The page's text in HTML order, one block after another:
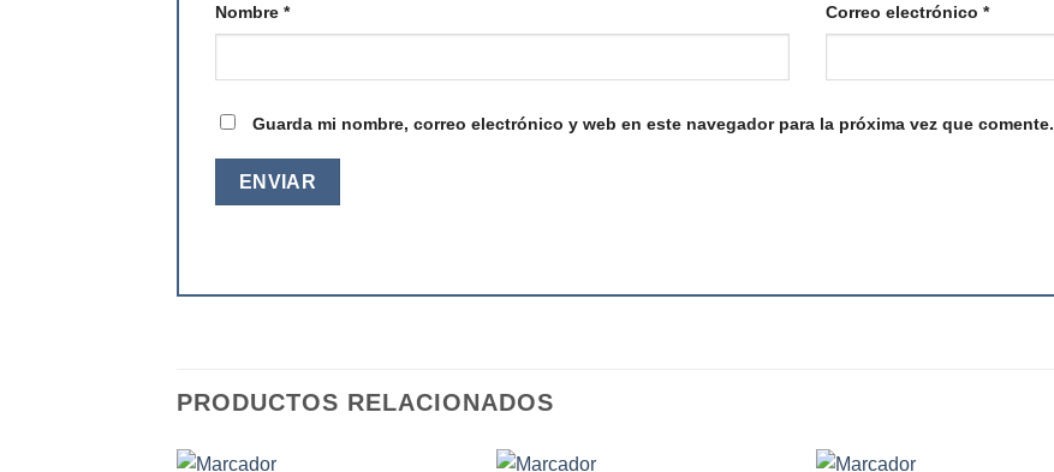
Nombre * Correo electrónico *
Guarda mi nombre, correo electrónico y web en este navegador para la próxima vez que comente.
PRODUCTOS RELACIONADOS